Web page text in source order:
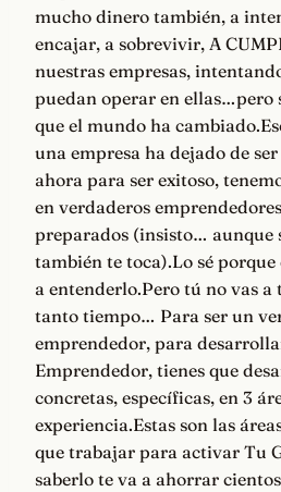
mucho dinero también, a
encajar, a sobrevivir, A
nuestras empresas,
puedan operar en ellas…pero
que el mundo ha
una empresa ha dejado de
ahora para ser exitoso,
en verdaderos
preparados (insisto… aunque
también te toca).Lo sé
a entenderlo.Pero tú no vas a
tanto tiempo… Para ser un
emprendedor, para
Emprendedor, tienes que
concretas, específicas, en 3
experiencia.Estas son las
que trabajar para activar Tu
saberlo te va a ahorrar